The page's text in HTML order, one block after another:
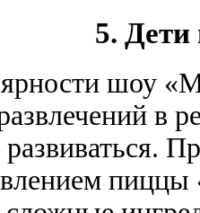
5. Дети
шоу
в
развиваться.
пиццы